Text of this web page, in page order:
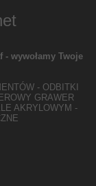
wywołamy Twoje
- ODBITKI
GRAWER
AKRYLOWYM -